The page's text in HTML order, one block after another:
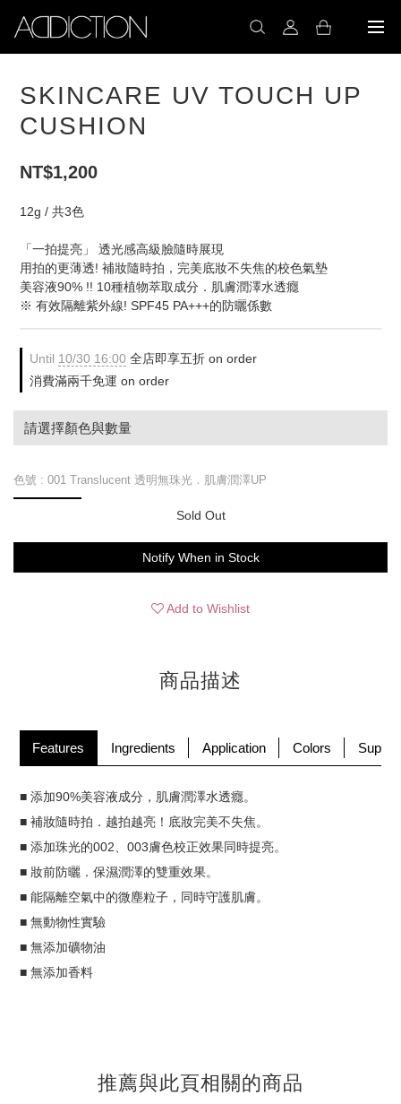
SKINCARE UV TOUCH UP
CUSHION
NT$1,200
12g / 共3色
「一拍提亮」 透光感高級臉隨時展現
用拍的更薄透! 補妝隨時拍，完美底妝不失焦的校色氣墊
美容液90% !! 10種植物萃取成分．肌膚潤澤水透癮
※ 有效隔離紫外線! SPF45 PA+++的防曬係數
Until 10/30 16:00 全店即享五折 on order
消費滿兩千免運 on order
請選擇顏色與數量
色號 : 001 Translucent 透明無珠光．肌膚潤澤UP
Sold Out
Notify When in Stock
Add to Wishlist
商品描述
Features Ingredients Application Colors
■ 添加90%美容液成分，肌膚潤澤水透癮。
■ 補妝隨時拍．越拍越亮！底妝完美不失焦。
■ 添加珠光的002、003膚色校正效果同時提亮。
■ 妝前防曬．保濕潤澤的雙重效果。
■ 能隔離空氣中的微塵粒子，同時守護肌膚。
■ 無動物性實驗
■ 無添加礦物油
■ 無添加香料
推薦與此頁相關的商品